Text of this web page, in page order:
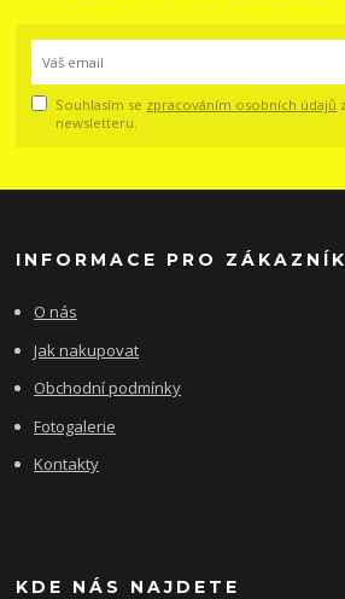
Souhlasím se zpracováním osobních údajů
newsletteru.
INFORMACE PRO
O nás
Jak nakupovat
Obchodní podmínky
Fotogalerie
Kontakty
KDE NÁS NAJDETE